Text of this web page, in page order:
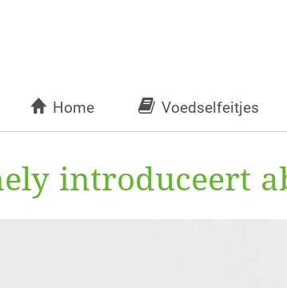
Home Voedselfeitjes
introduceert